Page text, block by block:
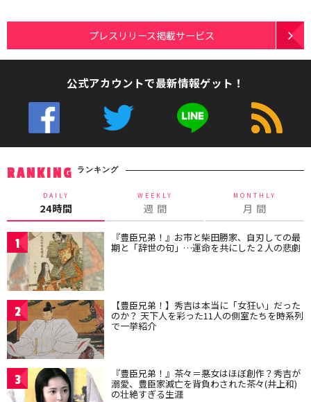
プレスリリース掲載サービス
公式アカウントで最新情報ゲット！
RANKING ランキング
DAILY
24時間
WEEKLY
週 間
MONTHLY
月 間
1 『豊臣兄弟！』お市と柴田勝家、自刃しての最
期と「辞世の句」…運命を共にした２人の悲劇
2 【豊臣兄弟！】秀吉は本当に「女狂い」だった
のか？ 天下人を彩った11人の側室たちを時系列
で一挙紹介
3 『豊臣兄弟！』茶々＝悪女はほぼ創作？秀吉が
溺愛、豊臣家滅亡を背負わされた茶々(井上和)
の壮絶すぎる生涯